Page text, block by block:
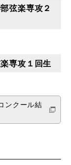
弦楽専攻２
専攻１回生
ンクール結